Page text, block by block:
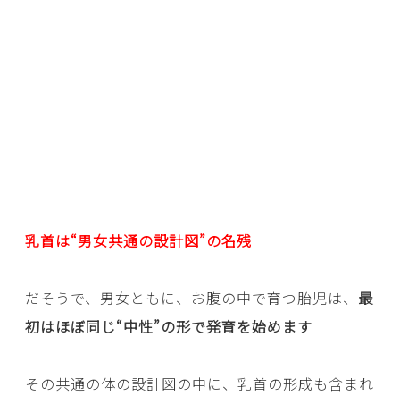
乳首は“男女共通の設計図”の名残
だそうで、男女ともに、お腹の中で育つ胎児は、 最
初はほぼ同じ“中性”の形で発育を始めます
その共通の体の設計図の中に、乳首の形成も含まれ